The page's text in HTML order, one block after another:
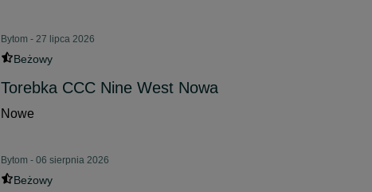
Bytom - 27 lipca 2026
Beżowy
Torebka CCC Nine West Nowa
Nowe
Bytom - 06 sierpnia 2026
Beżowy